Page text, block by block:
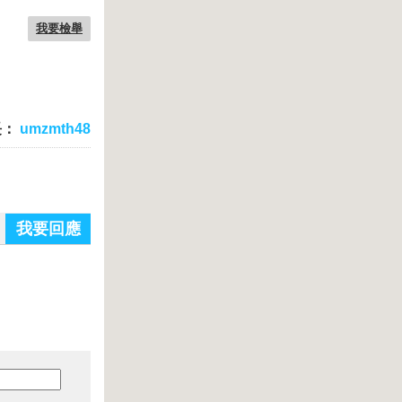
我要檢舉
umzmth48
我要回應